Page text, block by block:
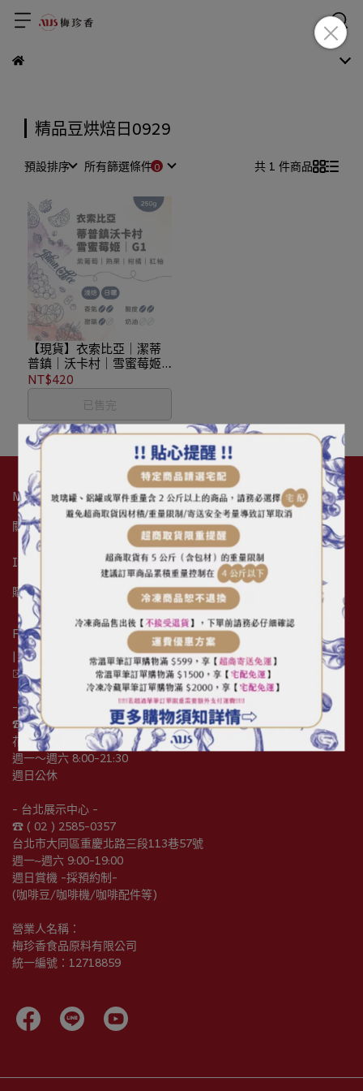
精品豆烘焙日0929
預設排序 所有篩選條件 共 1 件商品
【現貨】衣索比亞｜潔蒂
普鎮｜沃卡村｜雪蜜莓姬
｜G1｜日曬｜淺焙｜250g
NT$420
已售完
MJS
關於我們 最新消息 創業展店諮詢服務
Info
購物須知 隱私權聲明 常見問題
Find Me.
| 您開店的好朋友 |
✉️ mjseshopping@gmail.com
- 花蓮門市 -
☎︎  ( 03 ) 835-6852
花蓮縣吉安鄉中原路一段128號
週一～週六 8:00-21:30
週日公休
- 台北展示中心 -
☎︎ ( 02 ) 2585-0357
台北市大同區重慶北路三段113巷57號
週一~週六 9:00-19:00
週日賞機 -採預約制-
(咖啡豆/咖啡機/咖啡配件等)
營業人名稱：
梅珍香食品原料有限公司
統一編號：12718859